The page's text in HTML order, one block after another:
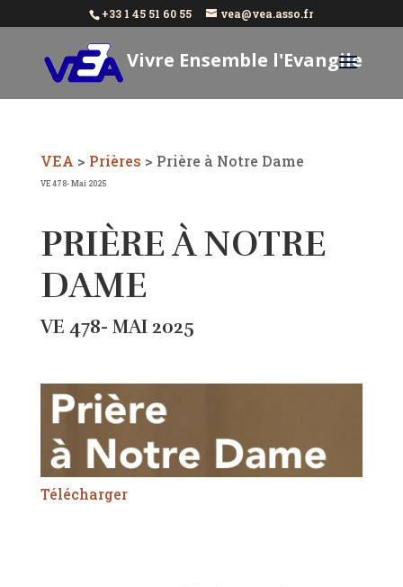
+33 1 45 51 60 55 vea@vea.asso.fr
Vivre Ensemble l'Evangile
VEA > Prières > Prière à Notre Dame
VE 478- Mai 2025
PRIÈRE À NOTRE
DAME
VE 478- MAI 2025
Télécharger